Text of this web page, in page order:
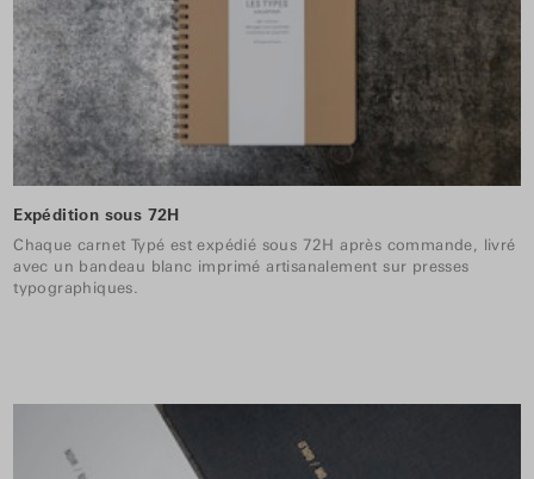
Expédition sous 72H
Chaque carnet Typé est expédié sous 72H après commande, livré
avec un bandeau blanc imprimé artisanalement sur presses
typographiques.